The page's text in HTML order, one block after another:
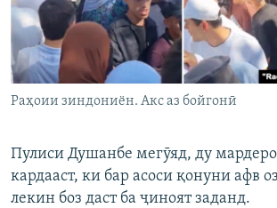
Раҳоии зиндониён. Акс аз бойгонӣ
Пулиси Душанбе мегӯяд, ду
кардааст, ки бар асоси қонуни афв
лекин боз даст ба ҷиноят заданд.